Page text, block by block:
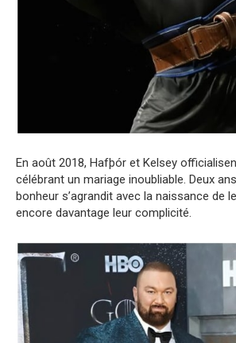
En août 2018, Hafþór et Kelsey
célébrant un mariage inoubliable. Deux
bonheur s’agrandit avec la naissance de
encore davantage leur complicité.